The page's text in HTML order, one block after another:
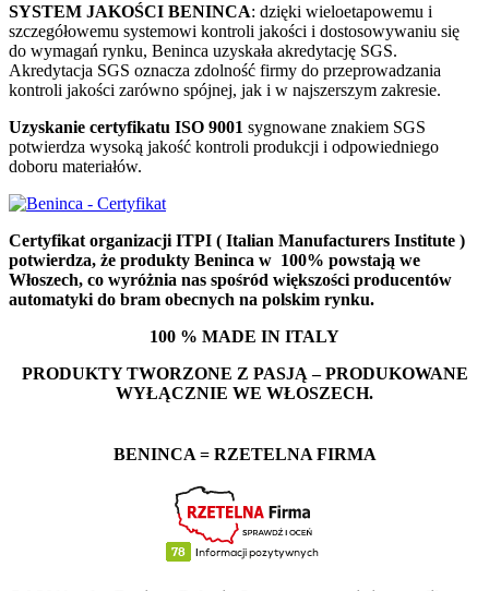
SYSTEM JAKOŚCI BENINCA: dzięki wieloetapowemu i
szczegółowemu systemowi kontroli jakości i dostosowywaniu się
do wymagań rynku, Beninca uzyskała akredytację SGS.
Akredytacja SGS oznacza zdolność firmy do przeprowadzania
kontroli jakości zarówno spójnej, jak i w najszerszym zakresie.
Uzyskanie certyfikatu ISO 9001 sygnowane znakiem SGS
potwierdza wysoką jakość kontroli produkcji i odpowiedniego
doboru materiałów.
Certyfikat organizacji ITPI ( Italian Manufacturers Institute )
potwierdza, że produkty Beninca w 100% powstają we
Włoszech, co wyróżnia nas spośród większości producentów
automatyki do bram obecnych na polskim rynku.
100 % MADE IN ITALY
PRODUKTY TWORZONE Z PASJĄ – PRODUKOWANE
WYŁĄCZNIE WE WŁOSZECH.
BENINCA = RZETELNA FIRMA